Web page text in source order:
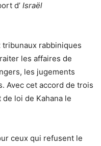
d’ Israël
tribunaux rabbiniques
les affaires de
les jugements
Avec cet accord de trois
loi de Kahana le
ceux qui refusent le